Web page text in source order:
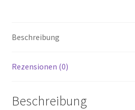
Beschreibung
Rezensionen (0)
Beschreibung